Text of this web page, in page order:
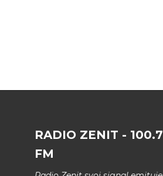
RADIO ZENIT - 100.7
FM